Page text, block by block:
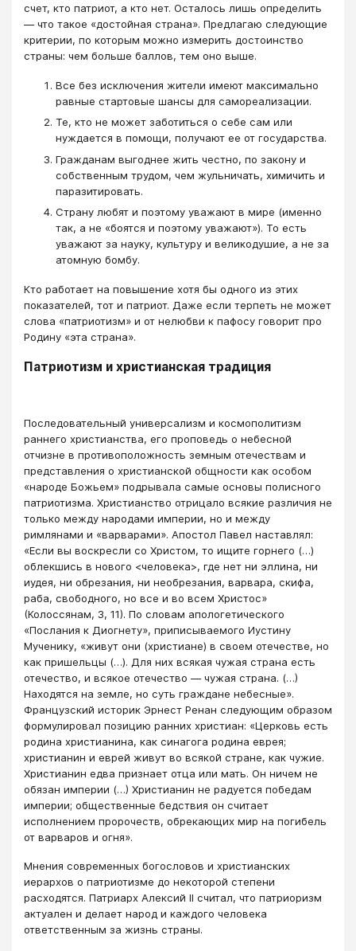
счет, кто патриот, а кто нет. Осталось лишь определить
— что такое «достойная страна». Предлагаю следующие
критерии, по которым можно измерить достоинство
страны: чем больше баллов, тем оно выше.
Все без исключения жители имеют максимально
равные стартовые шансы для самореализации.
Те, кто не может заботиться о себе сам или
нуждается в помощи, получают ее от государства.
Гражданам выгоднее жить честно, по закону и
собственным трудом, чем жульничать, химичить и
паразитировать.
Страну любят и поэтому уважают в мире (именно
так, а не «боятся и поэтому уважают»). То есть
уважают за науку, культуру и великодушие, а не за
атомную бомбу.
Кто работает на повышение хотя бы одного из этих
показателей, тот и патриот. Даже если терпеть не может
слова «патриотизм» и от нелюбви к пафосу говорит про
Родину «эта страна».
Патриотизм и христианская традиция
Последовательный универсализм и космополитизм
раннего христианства, его проповедь о небесной
отчизне в противоположность земным отечествам и
представления о христианской общности как особом
«народе Божьем» подрывала самые основы полисного
патриотизма. Христианство отрицало всякие различия не
только между народами империи, но и между
римлянами и «варварами». Апостол Павел наставлял:
«Если вы воскресли со Христом, то ищите горнего (…)
облекшись в нового <человека>, где нет ни эллина, ни
иудея, ни обрезания, ни необрезания, варвара, скифа,
раба, свободного, но все и во всем Христос»
(Колоссянам, 3, 11). По словам апологетического
«Послания к Диогнету», приписываемого Иустину
Мученику, «живут они (христиане) в своем отечестве, но
как пришельцы (…). Для них всякая чужая страна есть
отечество, и всякое отечество — чужая страна. (…)
Находятся на земле, но суть граждане небесные».
Французский историк Эрнест Ренан следующим образом
формулировал позицию ранних христиан: «Церковь есть
родина христианина, как синагога родина еврея;
христианин и еврей живут во всякой стране, как чужие.
Христианин едва признает отца или мать. Он ничем не
обязан империи (…) Христианин не радуется победам
империи; общественные бедствия он считает
исполнением пророчеств, обрекающих мир на погибель
от варваров и огня».
Мнения современных богословов и христианских
иерархов о патриотизме до некоторой степени
расходятся. Патриарх Алексий II считал, что патриоризм
актуален и делает народ и каждого человека
ответственным за жизнь страны.